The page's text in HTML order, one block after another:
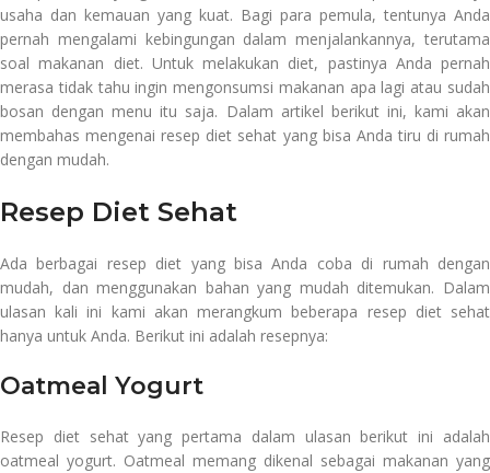
usaha dan kemauan yang kuat. Bagi para pemula, tentunya Anda
pernah mengalami kebingungan dalam menjalankannya, terutama
soal makanan diet. Untuk melakukan diet, pastinya Anda pernah
merasa tidak tahu ingin mengonsumsi makanan apa lagi atau sudah
bosan dengan menu itu saja. Dalam artikel berikut ini, kami akan
membahas mengenai resep diet sehat yang bisa Anda tiru di rumah
dengan mudah.
Resep Diet Sehat
Ada berbagai resep diet yang bisa Anda coba di rumah dengan
mudah, dan menggunakan bahan yang mudah ditemukan. Dalam
ulasan kali ini kami akan merangkum beberapa resep diet sehat
hanya untuk Anda. Berikut ini adalah resepnya:
Oatmeal Yogurt
Resep diet sehat yang pertama dalam ulasan berikut ini adalah
oatmeal yogurt. Oatmeal memang dikenal sebagai makanan yang